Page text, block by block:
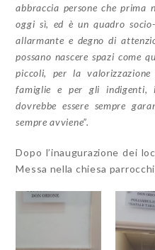
abbraccia persone che prima
oggi sì, ed è un quadro
allarmante e degno di
possano nascere spazi come
piccoli, per la
famiglie e per gli
dovrebbe essere sempre
sempre avviene”.
Dopo l’inaugurazione dei
Messa nella chiesa